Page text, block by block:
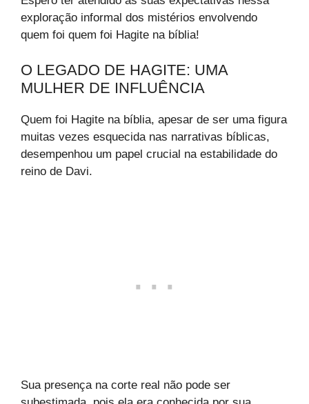
exploração informal dos mistérios envolvendo
quem foi quem foi Hagite na bíblia!
O LEGADO DE HAGITE: UMA
MULHER DE INFLUÊNCIA
Quem foi Hagite na bíblia, apesar de ser uma figura
muitas vezes esquecida nas narrativas bíblicas,
desempenhou um papel crucial na estabilidade do
reino de Davi.
Sua presença na corte real não pode ser